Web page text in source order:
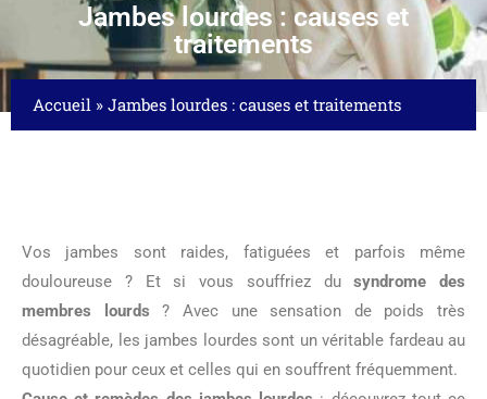
Jambes lourdes : causes et
traitements
Accueil » Jambes lourdes : causes et traitements
Vos jambes sont raides, fatiguées et parfois même
douloureuse ? Et si vous souffriez dusyndrome des
membres lourds ? Avec une sensation de poids très
désagréable, les jambes lourdes sont un véritable fardeau au
quotidien pour ceux et celles qui en souffrent fréquemment.